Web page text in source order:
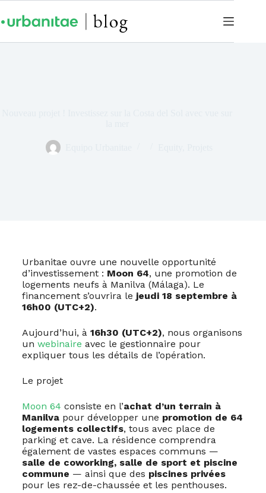
Urbanitae ouvre une nouvelle opportunité
d’investissement : Moon 64, une promotion de
logements neufs à Manilva (Málaga). Le
financement s’ouvrira le jeudi 18 septembre à
16h00 (UTC+2).
Aujourd’hui, à 16h30 (UTC+2), nous organisons
un webinaire avec le gestionnaire pour
expliquer tous les détails de l’opération.
Le projet
Moon 64 consiste en l’achat d’un terrain à
Manilvapour développer une promotion de 64
logements collectifs, tous avec place de
parking et cave. La résidence comprendra
également de vastes espaces communs —
salle de coworking, salle de sport et piscine
commune — ainsi que des piscines privées
pour les rez-de-chaussée et les penthouses.